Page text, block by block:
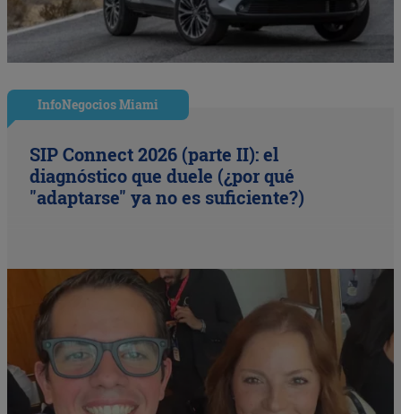
InfoNegocios Miami
SIP Connect 2026 (parte II): el
diagnóstico que duele (¿por qué
"adaptarse" ya no es suficiente?)